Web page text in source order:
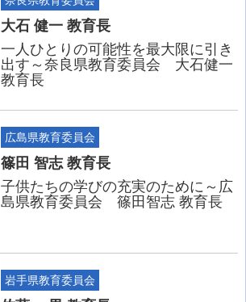
大石 健一 教育長
一人ひとりの可能性を最大限に引き
出す～奈良県教育委員会 大石健一
教育長
広島県教育委員会
篠田 智志 教育長
子供たちの学びの充実のために～広
島県教育委員会 篠田智志 教育長
岩手県教育委員会